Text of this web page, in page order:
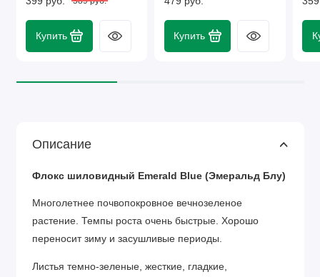
Купить Купить
Описание
Флокс шиловидный Emerald Blue (Эмеральд Блу)
Многолетнее почвопокровное вечнозеленое
растение. Темпы роста очень быстрые. Хорошо
переносит зиму и засушливые периоды.
Листья темно-зеленые, жесткие, гладкие,